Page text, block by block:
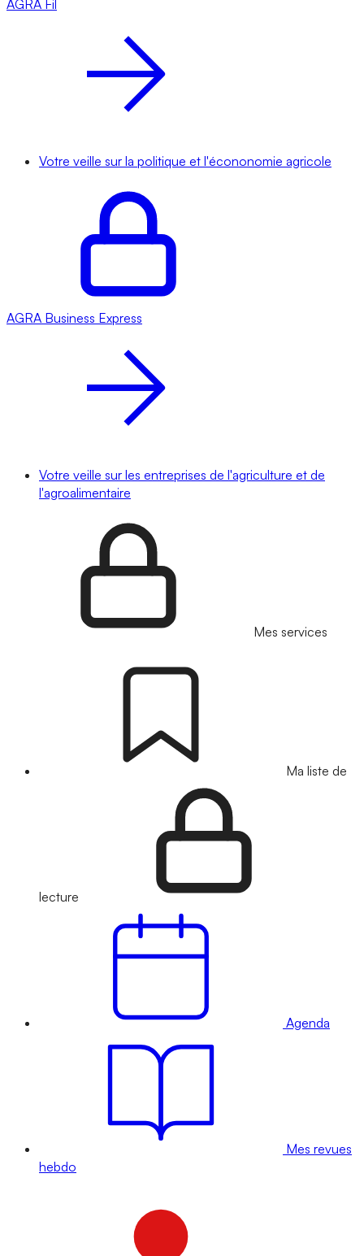
AGRA Fil
Votre veille sur la politique et l'écononomie agricole
AGRA Business Express
Votre veille sur les entreprises de l'agriculture et de
l'agroalimentaire
Mes services
Ma liste de
lecture
Agenda
Mes revues
hebdo